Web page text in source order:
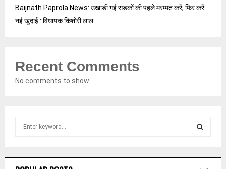
Baijnath Paprola News: उखाड़ी गई सड़कों की पहले मरम्मत करें, फिर करें
नई खुदाई : विधायक किशोरी लाल
Recent Comments
No comments to show.
E